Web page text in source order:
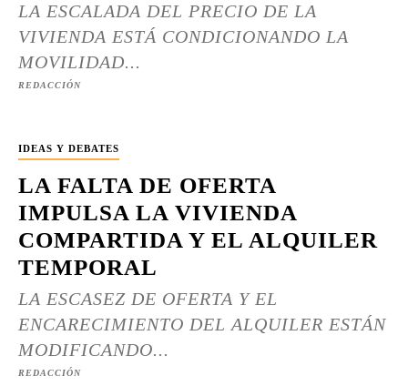
LA ESCALADA DEL PRECIO DE LA
VIVIENDA ESTÁ CONDICIONANDO LA
MOVILIDAD...
REDACCIÓN
IDEAS Y DEBATES
LA FALTA DE OFERTA
IMPULSA LA VIVIENDA
COMPARTIDA Y EL ALQUILER
TEMPORAL
LA ESCASEZ DE OFERTA Y EL
ENCARECIMIENTO DEL ALQUILER ESTÁN
MODIFICANDO...
REDACCIÓN